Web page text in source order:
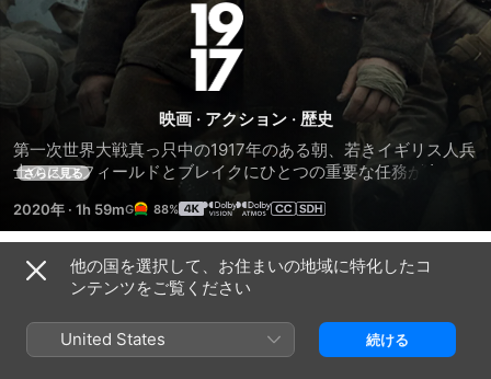
1917
命
を
か
け
た
伝
映画 · アクション · 歴史
第一次世界大戦真っ只中の1917年のある朝、若きイギリス人兵
士のスコフィールドとブレイクにひとつの重要な任務が命じら
れる。それは一触即発の最前線にいる1600人の味方に、明朝ま
でに作戦中止の命令を届けること。この伝令が間に合わなけれ
ば味方兵士全員が命を落とし、イギリスは戦いに敗北すること
になる――。刻々とタイムリミットが迫る中、2人の危険かつ
困難なミッションが始まる…。
さらに見る
2020年 · 1h 59m 88%
予告編
他の国を選択して、お住まいの地域に特化したコ
ンテンツをご覧ください
United States 続ける